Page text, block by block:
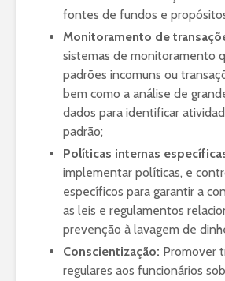
fontes de fundos e
Monitoramento de
sistemas de monitoramento
padrões incomuns ou
bem como a análise de
dados para identificar
padrão;
Políticas internas
implementar políticas, e
específicos para garantir a
as leis e regulamentos
prevenção à lavagem de
Conscientização: Promover
regulares aos funcionários